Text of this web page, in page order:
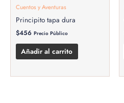
Cuentos y Aventuras
Principito tapa dura
$456 Precio Público
Añadir al carrito